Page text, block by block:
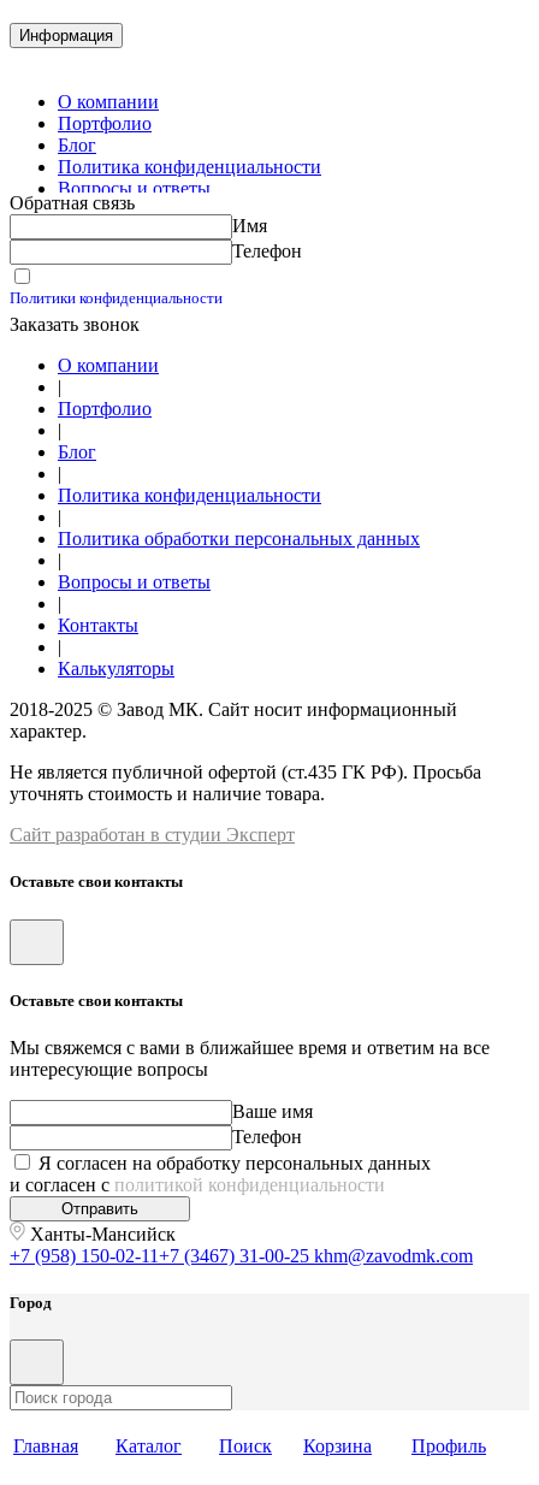
Комплектация металлопроката
Изготовление винтовых свай
Информация
О компании
Портфолио
Блог
Политика конфиденциальности
Вопросы и ответы
Контакты
Обратная связь
Имя
Телефон
Политики конфиденциальности
Заказать звонок
О компании
|
Портфолио
|
Блог
|
Политика конфиденциальности
|
Политика обработки персональных данных
|
Вопросы и ответы
|
Контакты
|
Калькуляторы
2018-2025 © Завод МК. Сайт носит информационный
характер.
Не является публичной офертой (ст.435 ГК РФ). Просьба
уточнять стоимость и наличие товара.
Сайт разработан в студии Эксперт
Оставьте свои контакты
Оставьте свои контакты
Мы свяжемся с вами в ближайшее время и ответим на все
интересующие вопросы
Ваше имя
Телефон
Я согласен на обработку персональных данных
и согласен с политикой конфиденциальности
Отправить
Ханты-Мансийск
+7 (958) 150-02-11+7 (3467) 31-00-25 khm@zavodmk.com
Город
Главная Каталог Поиск Корзина Профиль